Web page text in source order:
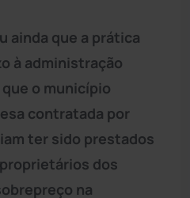
ainda que a prática
à administração
o município
contratada por
ter sido prestados
dos
na